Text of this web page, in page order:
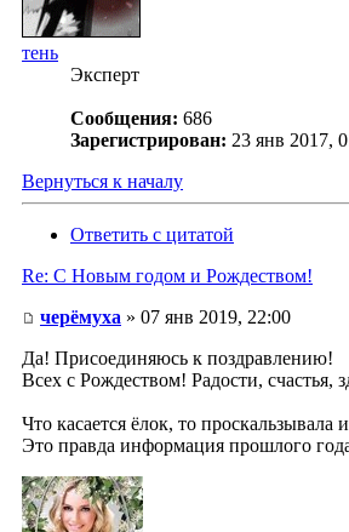
тень
Эксперт
Сообщения: 686
Зарегистрирован: 23 янв 2017,
Вернуться к началу
Ответить с цитатой
Re: С Новым годом и Рождеством!
черёмуха » 07 янв 2019, 22:00
Да! Присоединяюсь к поздравлению!
Всех с Рождеством! Радости, счастья,
Что касается ёлок, то
Это правда информация прошлого